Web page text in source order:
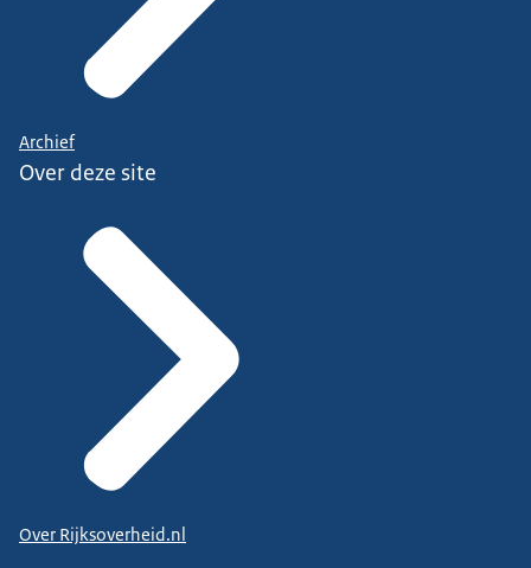
Archief
Over deze site
Over Rijksoverheid.nl